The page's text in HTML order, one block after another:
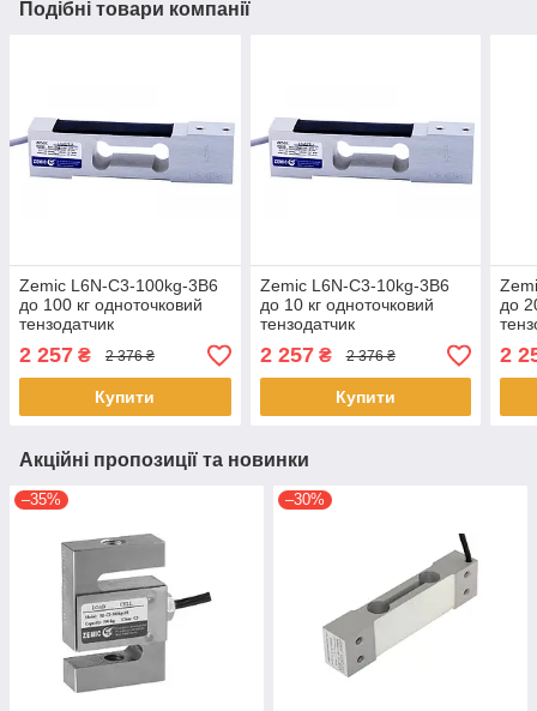
Подібні товари компанії
Zemic L6N-C3-100kg-3B6
до 100 кг одноточковий
тензодатчик
2 257 ₴ 2 376 ₴
Купити
Zemic L6N-C3-10kg-3B6
до 10 кг одноточковий
тензодатчик
2 257₴ 2 376 ₴
Купити
до
2
Акційні пропозиції та новинки
–35% –30%